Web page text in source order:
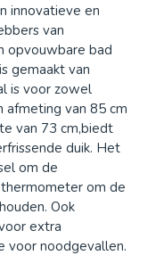
innovatieve en
van
opvouwbare bad
gemaakt van
is voor zowel
afmeting van 85 cm
van 73 cm,biedt
duik. Het
om de
om de
Ook
extra
voor noodgevallen.